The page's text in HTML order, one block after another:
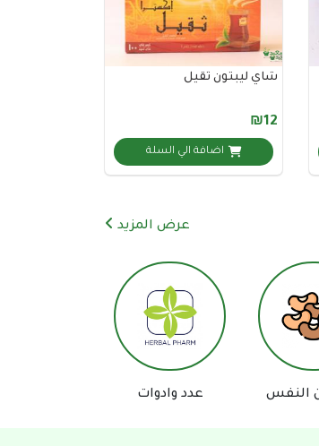
شاي ليبتون ثقيل
₪12
اضافة الي السلة
عرض المزيد
عدد وادوات
مساعد السعيد للعطارة والأعشاب
الطبية